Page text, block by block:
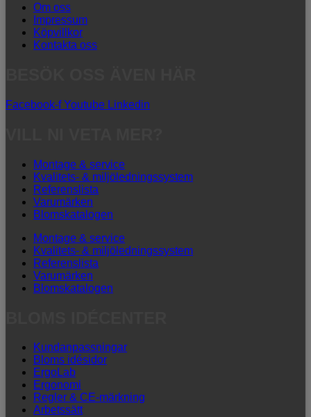
Om oss
Impressum
Köpvillkor
Kontakta oss
Facebook-f Youtube Linkedin
Montage & service
Kvalitets- & miljöledningssystem
Referenslista
Varumärken
Blomskatalogen
Montage & service
Kvalitets- & miljöledningssystem
Referenslista
Varumärken
Blomskatalogen
Kundanpassningar
Bloms idésidor
ErgoLab
Ergonomi
Regler & CE-märkning
Arbetssätt